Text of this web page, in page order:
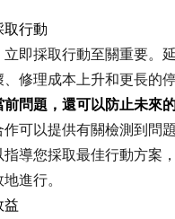
取行動
即採取行動至關重要。
修理成本上升和更長的停
問題，還可以防止未來的
可以提供有關檢測到問
導您採取最佳行動方案
進行。
益